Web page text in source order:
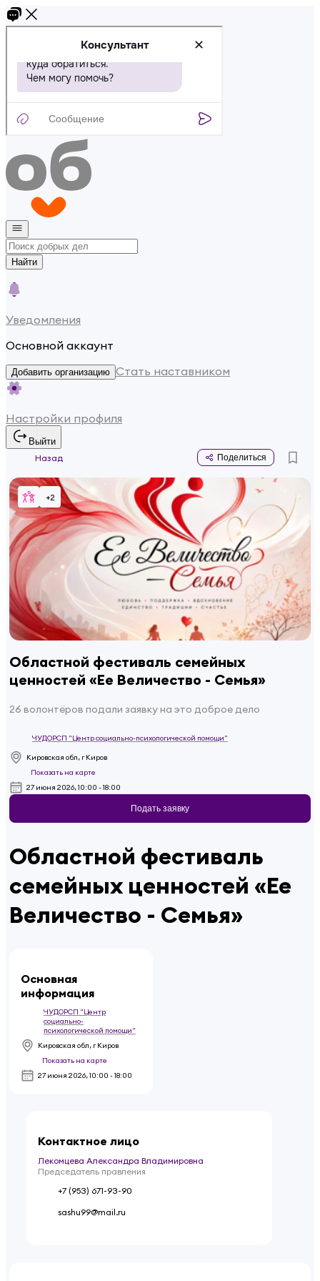
Найти
Уведомления
Основной аккаунт
Добавить организацию Стать наставником
Настройки профиля
Выйти
Назад
Поделиться
+2
Областной фестиваль семейных
ценностей «Ее Величество - Семья»
26 волонтёров подали заявку на это доброе дело
ЧУДОРСП "Центр социально-психологической помощи"
Кировская обл, г Киров
Показать на карте
27 июня 2026, 10:00 - 18:00
Подать заявку
Областной фестиваль
семейных ценностей «Ее
Величество - Семья»
Основная
информация
ЧУДОРСП "Центр
социально-
психологической помощи"
Кировская обл, г Киров
Показать на карте
27 июня 2026,10:00 - 18:00
Контактное лицо
Лекомцева Александра Владимировна
Председатель правления
+7 (953) 671-93-90
sashu99@mail.ru